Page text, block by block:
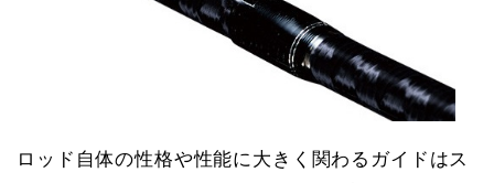
ロッド自体の性格や性能に大きく関わるガイドはス